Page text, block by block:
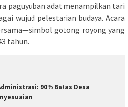
paguyuban adat menampilkan tari
wujud pelestarian budaya. Acara
gotong royong yang
tahun.
90% Batas Desa